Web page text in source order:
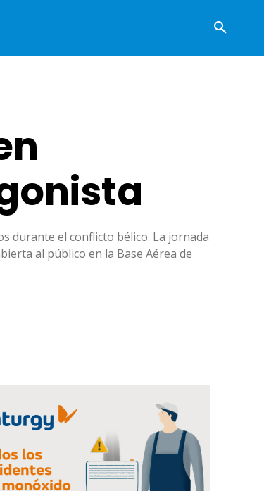
durante el conflicto bélico. La jornada
al público en la Base Aérea de